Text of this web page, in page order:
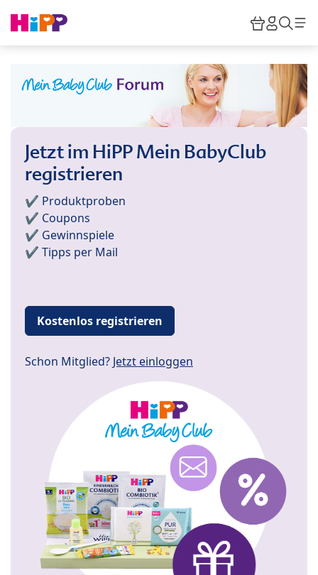
HiPP
Jetzt im HiPP Mein BabyClub
registrieren
✔️ Produktproben
✔️ Coupons
✔️ Gewinnspiele
✔️ Tipps per Mail
Kostenlos registrieren
Schon Mitglied? Jetzt einloggen